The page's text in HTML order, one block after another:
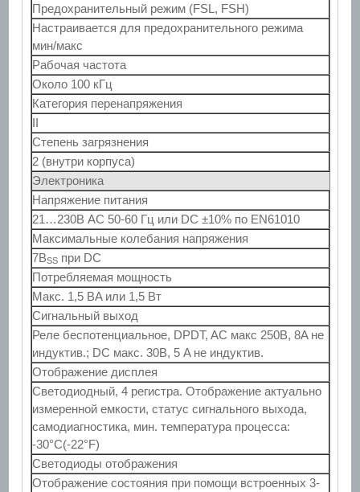
Предохранительный режим (FSL, FSH)
Настраивается для предохранительного режима
мин/макс
Рабочая частота
Около 100 кГц
Категория перенапряжения
II
Степень загрязнения
2 (внутри корпуса)
Электроника
Напряжение питания
21…230В AC 50-60 Гц или DC ±10% по EN61010
Максимальные колебания напряжения
7ВSS при DC
Потребляемая мощность
Макс. 1,5 ВA или 1,5 Вт
Сигнальный выход
Реле беспотенциальное, DPDT, AC макс 250В, 8A не
индуктив.; DC макс. 30В, 5 A не индуктив.
Отображение дисплея
Светодиодный, 4 регистра. Отображение актуально
измеренной емкости, статус сигнального выхода,
самодиагностика, мин. температура процесса:
-30°C(-22°F)
Светодиоды отображения
Отображение состояния при помощи встроенных 3-